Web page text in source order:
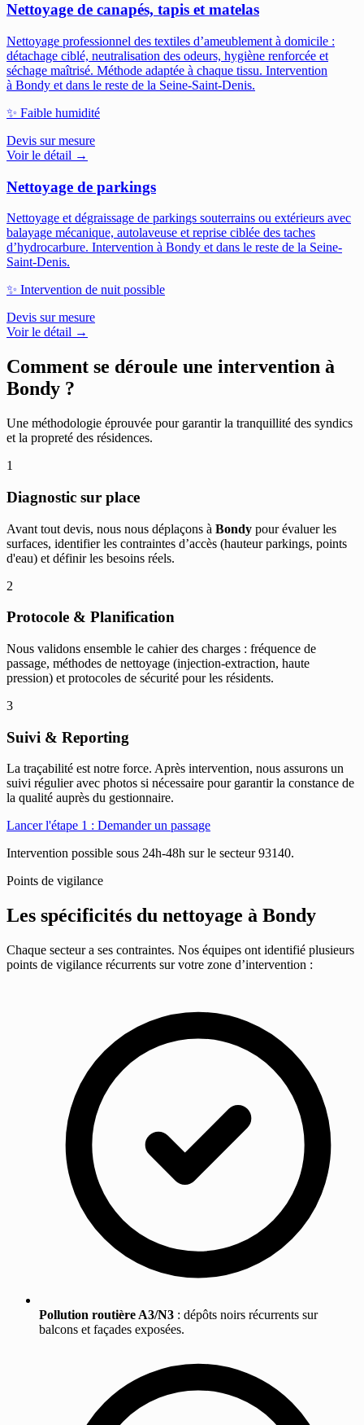
Nettoyage de canapés, tapis et matelas
Nettoyage professionnel des textiles d’ameublement à domicile :
détachage ciblé, neutralisation des odeurs, hygiène renforcée et
séchage maîtrisé. Méthode adaptée à chaque tissu. Intervention
à Bondy et dans le reste de la Seine-Saint-Denis.
✨ Faible humidité
Devis sur mesure
Voir le détail →
Nettoyage de parkings
Nettoyage et dégraissage de parkings souterrains ou extérieurs avec
balayage mécanique, autolaveuse et reprise ciblée des taches
d’hydrocarbure. Intervention à Bondy et dans le reste de la Seine-
Saint-Denis.
✨ Intervention de nuit possible
Devis sur mesure
Voir le détail →
Comment se déroule une intervention à
Bondy ?
Une méthodologie éprouvée pour garantir la tranquillité des syndics
et la propreté des résidences.
1
Diagnostic sur place
Avant tout devis, nous nous déplaçons à Bondy pour évaluer les
surfaces, identifier les contraintes d’accès (hauteur parkings, points
d'eau) et définir les besoins réels.
2
Protocole & Planification
Nous validons ensemble le cahier des charges : fréquence de
passage, méthodes de nettoyage (injection-extraction, haute
pression) et protocoles de sécurité pour les résidents.
3
Suivi & Reporting
La traçabilité est notre force. Après intervention, nous assurons un
suivi régulier avec photos si nécessaire pour garantir la constance de
la qualité auprès du gestionnaire.
Lancer l'étape 1 : Demander un passage
Intervention possible sous 24h-48h sur le secteur 93140.
Points de vigilance
Les spécificités du nettoyage à Bondy
Chaque secteur a ses contraintes. Nos équipes ont identifié plusieurs
points de vigilance récurrents sur votre zone d’intervention :
Pollution routière A3/N3 : dépôts noirs récurrents sur
balcons et façades exposées.